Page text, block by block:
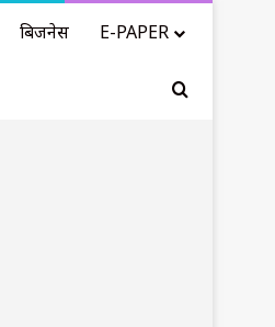
बिजनेस E-PAPER
Search for